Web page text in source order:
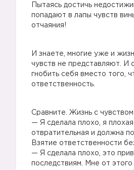
Пытаясь достичь
попадают в лапы чувств
отчаяния!
И знаете, многие уже и
чувств не представляют. И
гнобить себя вместо того,
ответственность.
Сравните. Жизнь с чувством
— Я сделала плохо, я плохая
отвратительная и должна
Взятие ответственности
— Я сделала плохо, это
последствиям. Мне от